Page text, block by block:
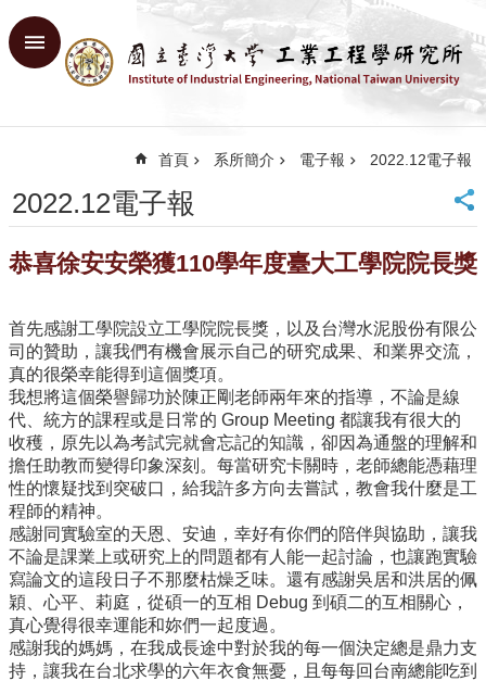
跳到主要內容區塊
進
首
頁
大
網
站
導
覽
English
系
所
簡
介
學
程
簡
介
首頁 系所簡介 電子報 2022.12電子報
2022.12電子報
恭喜徐安安榮獲110學年度臺大工學院院長獎
首先感謝工學院設立工學院院長獎，以及台灣水泥股份有限公
司的贊助，讓我們有機會展示自己的研究成果、和業界交流，
真的很榮幸能得到這個獎項。
我想將這個榮譽歸功於陳正剛老師兩年來的指導，不論是線
代、統方的課程或是日常的 Group Meeting 都讓我有很大的
收穫，原先以為考試完就會忘記的知識，卻因為通盤的理解和
擔任助教而變得印象深刻。每當研究卡關時，老師總能憑藉理
性的懷疑找到突破口，給我許多方向去嘗試，教會我什麼是工
程師的精神。
感謝同實驗室的天恩、安迪，幸好有你們的陪伴與協助，讓我
不論是課業上或研究上的問題都有人能一起討論，也讓跑實驗
寫論文的這段日子不那麼枯燥乏味。還有感謝吳居和洪居的佩
穎、心平、莉庭，從碩一的互相 Debug 到碩二的互相關心，
真心覺得很幸運能和妳們一起度過。
感謝我的媽媽，在我成長途中對於我的每一個決定總是鼎力支
持，讓我在台北求學的六年衣食無憂，且每每回台南總能吃到